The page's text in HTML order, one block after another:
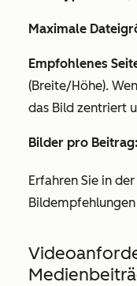
Maximale
Empfohlenes
(Breite/Höhe).
das Bild zentriert
Bilder pro Beitrag:
Erfahren Sie in der